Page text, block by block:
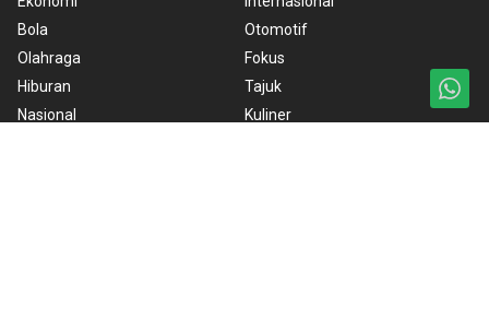
Bola
Olahraga
Hiburan
Nasional
Otomotif
Fokus
Tajuk
Kuliner